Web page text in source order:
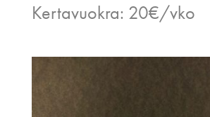
Kertavuokra: 20€/vko